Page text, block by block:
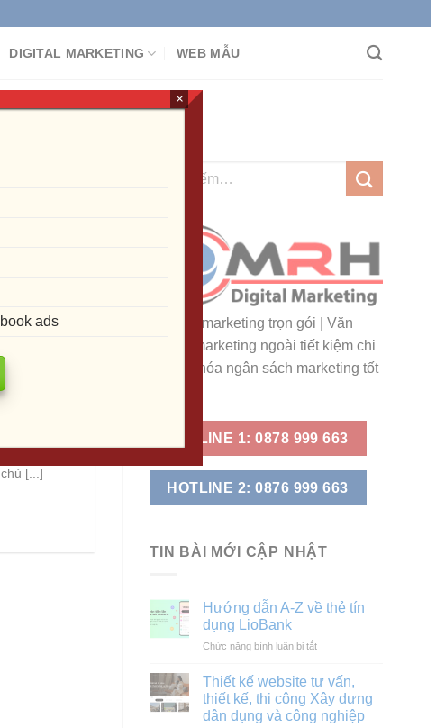
CÁO ĐA KÊNH
DIGITAL MARKETING WEB MẪU
lạ với [...]
[...]
Dịch vụ marketing trọn gói | Văn
phòng marketing ngoài tiết kiệm chi
phí, ưu hóa ngân sách marketing tốt
HOTLINE 1: 0878 999 663
HOTLINE 2: 0876 999 663
TIN BÀI MỚI CẬP NHẬT
Hướng dẫn A-Z về thẻ tín
dụng LioBank
Chức năng bình luận bị tắtở
A-
Z
về
Thiết kế website tư vấn,
thiết kế, thi công Xây dựng
dân dụng và công nghiệp
ads
×